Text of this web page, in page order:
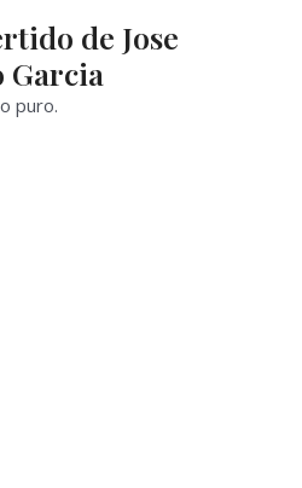
de Jose
Garcia
puro.